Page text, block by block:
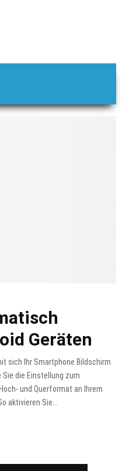
Geräten
sich Ihr Smartphone Bildschirm
die Einstellung zum
und Querformat an Ihrem
aktivieren Sie...